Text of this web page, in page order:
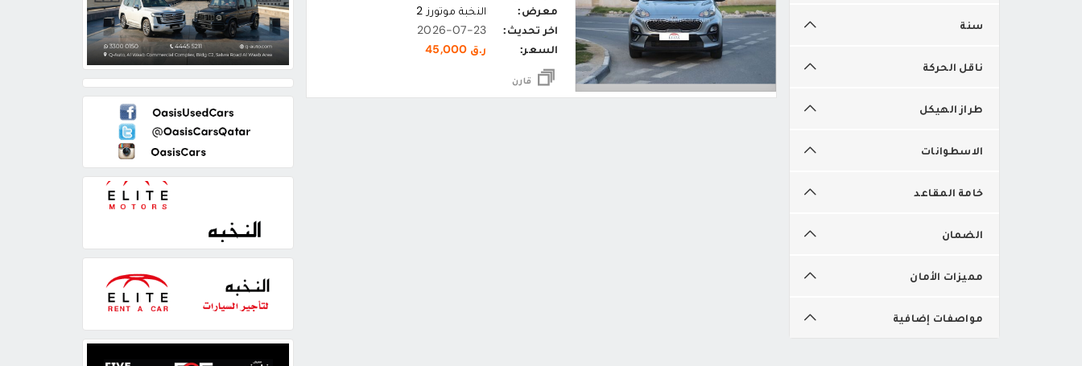
سنة
ناقل الحركة
طراز الهيكل
الاسطوانات
خامة المقاعد
الضمان
مميزات الأمان
مواصفات إضافية
معرض:
النخبة موتورز 2
اخر تحديث:
2026-07-23
السعر:
ر.ق 45,000
قارن